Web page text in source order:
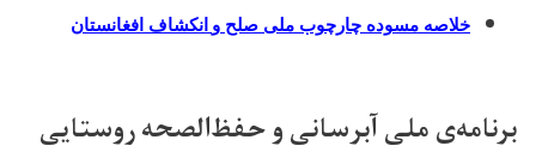
خلاصه مسوده چارچوب ملی صلح و انکشاف افغانستان
برنامه‌ی ملی آبرسانی و حفظ‌الصحه روستایی